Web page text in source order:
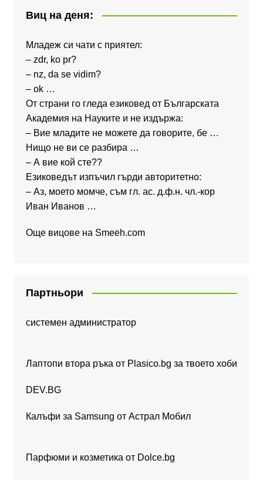
Виц на деня:
Младеж си чати с приятел:
– zdr, ko pr?
– nz, da se vidim?
– ok …
От страни го гледа езиковед от Българската
Академия на Науките и не издържа:
– Вие младите не можете да говорите, бе …
Нищо не ви се разбира …
– А вие кой сте??
Езиковедът изпъчил гърди авторитетно:
– Аз, моето момче, съм гл. ас. д.ф.н. чл.-кор
Иван Иванов …
Още вицове на Smeeh.com
Партньори
системен администратор
Лаптопи втора ръка от Plasico.bg за твоето хоби
DEV.BG
Калъфи за Samsung от Астрал Мобил
Парфюми и козметика от Dolce.bg